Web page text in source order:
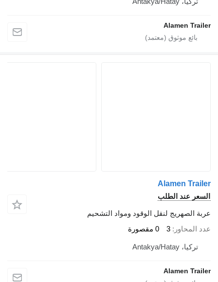
Alamen Trailer
Alamen Trailer
السعر عند الطلب
عربة الصهريج لنقل الوقود ومواد التشحيم
عدد المحاور
3 0 مقصورة
تركيا، Antakya/Hatay
Alamen Trailer